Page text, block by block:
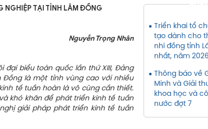
NGHIỆP TẠI TỈNH LÂM ĐỒNG
Nguyễn Trọng Nhân
đại biểu toàn quốc lần thứ XIII, Đảng
Đồng là một tỉnh vùng cao với nhiều
tế tuần hoàn là vô cùng cần thiết.
khó khăn để phát triển kinh tế tuần
giải pháp phát triển kinh tế tuần
Triển khai tổ
tạo dành cho
nhi đồng tỉnh
nhất, năm 2026
Thông báo về
Minh và Giải
khoa học và
nước đợt 7